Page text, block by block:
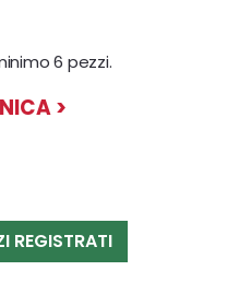
6 pezzi.
>
REGISTRATI